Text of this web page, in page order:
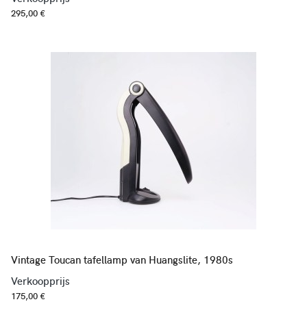
295,00 €
Vintage Toucan tafellamp van Huangslite, 1980s
Verkoopprijs
175,00 €